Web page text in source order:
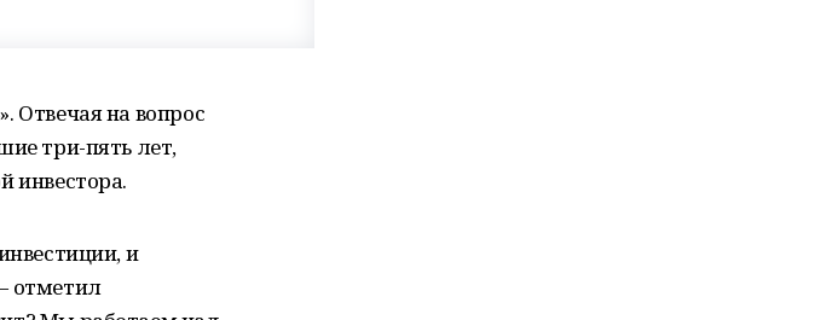
Отвечая на вопрос
три-пять лет,
инвестора.
и
отметил